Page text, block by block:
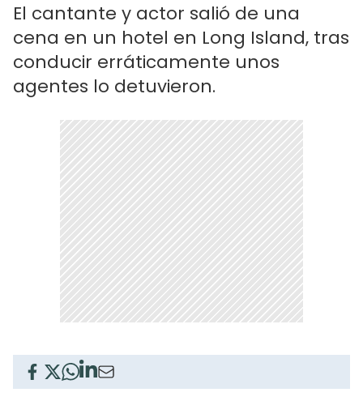
El cantante y actor salió de una
cena en un hotel en Long Island, tras
conducir erráticamente unos
agentes lo detuvieron.